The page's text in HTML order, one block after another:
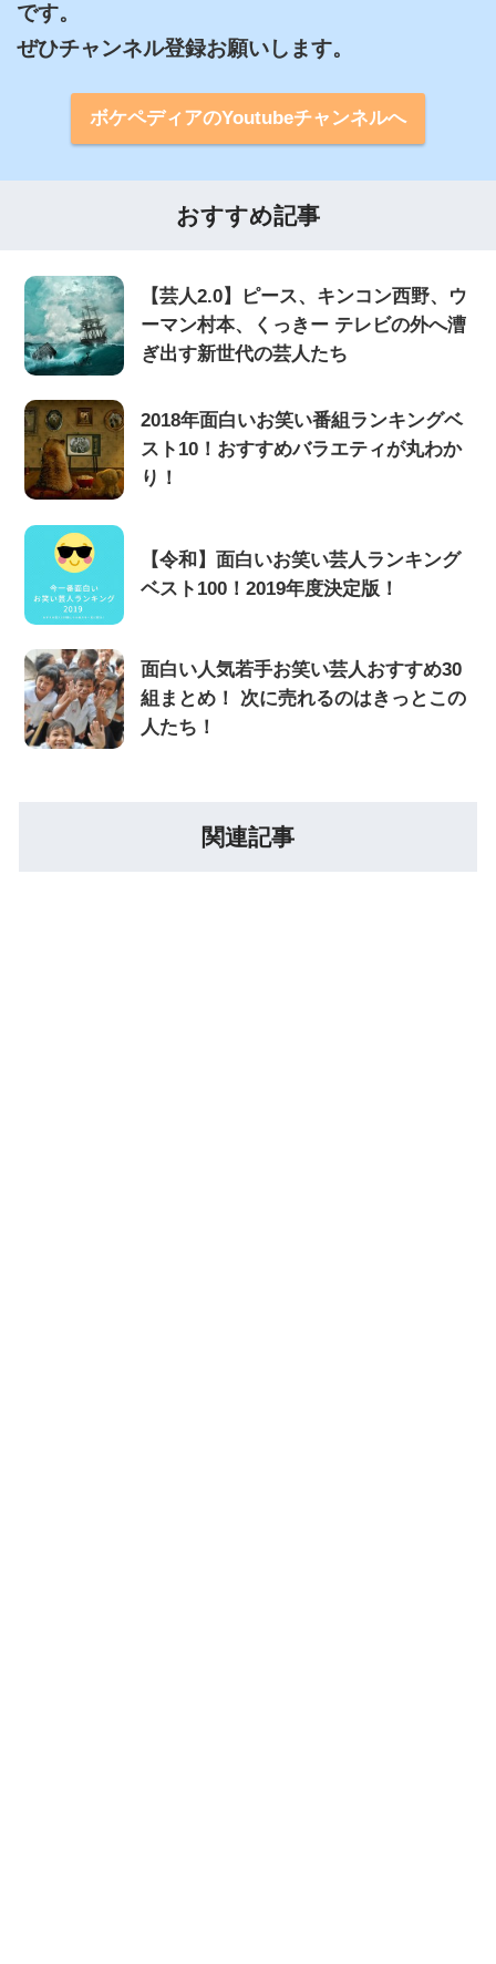
です。
ぜひチャンネル登録お願いします。
ボケペディアのYoutubeチャンネルへ
おすすめ記事
【芸人2.0】ピース、キンコン西野、ウ
ーマン村本、くっきー テレビの外へ漕
ぎ出す新世代の芸人たち
2018年面白いお笑い番組ランキングベ
スト10！おすすめバラエティが丸わか
り！
【令和】面白いお笑い芸人ランキング
ベスト100！2019年度決定版！
面白い人気若手お笑い芸人おすすめ30
組まとめ！ 次に売れるのはきっとこの
人たち！
関連記事